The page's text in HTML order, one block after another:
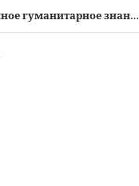
Исследования языка и современное гуманитарное знание